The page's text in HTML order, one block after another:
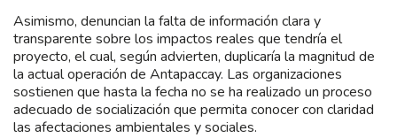
Asimismo, denuncian la falta de información clara y
transparente sobre los impactos reales que tendría el
proyecto, el cual, según advierten, duplicaría la magnitud de
la actual operación de Antapaccay. Las organizaciones
sostienen que hasta la fecha no se ha realizado un proceso
adecuado de socialización que permita conocer con claridad
las afectaciones ambientales y sociales.